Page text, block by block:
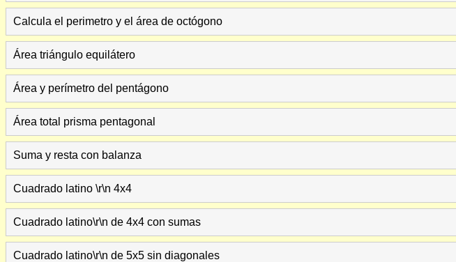
Calcula el perimetro y el área de octógono
Área triángulo equilátero
Área y perímetro del pentágono
Área total prisma pentagonal
Suma y resta con balanza
Cuadrado latino \r\n 4x4
Cuadrado latino\r\n de 4x4 con sumas
Cuadrado latino\r\n de 5x5 sin diagonales